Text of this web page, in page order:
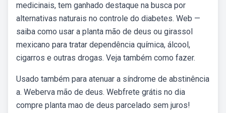
medicinais, tem ganhado destaque na busca por
alternativas naturais no controle do diabetes. Web —
saiba como usar a planta mão de deus ou girassol
mexicano para tratar dependência química, álcool,
cigarros e outras drogas. Veja também como fazer.
Usado também para atenuar a síndrome de abstinência
a. Weberva mão de deus. Webfrete grátis no dia
compre planta mao de deus parcelado sem juros!